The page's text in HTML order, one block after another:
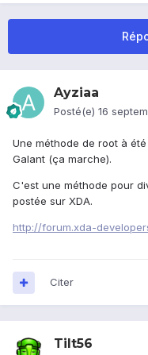
Ayziaa
Posté(e) 16
Une méthode de root à
Galant (ça marche).
C'est une méthode pour
postée sur XDA.
http://forum.xda-
Citer
Tilt56